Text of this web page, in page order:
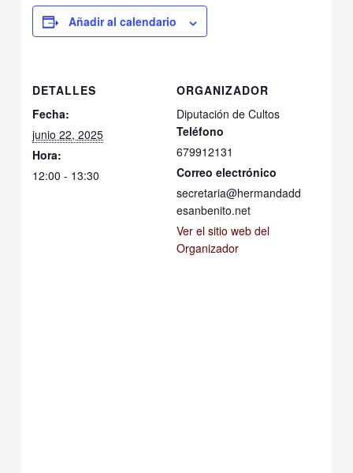
Añadir al calendario
DETALLES
Fecha:
junio 22, 2025
Hora:
12:00 - 13:30
ORGANIZADOR
Diputación de Cultos
Teléfono
679912131
Correo electrónico
secretaria@hermandadd
esanbenito.net
Ver el sitio web del
Organizador